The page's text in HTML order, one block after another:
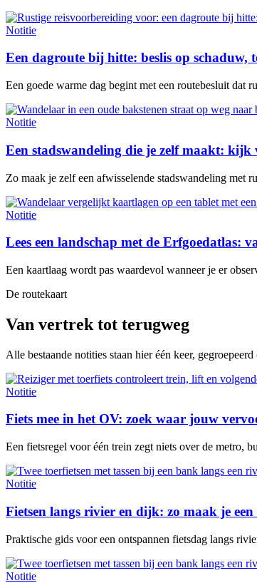
Notitie
Een dagroute bij hitte: beslis op schaduw,
Een goede warme dag begint met een routebesluit dat
Notitie
Een stadswandeling die je zelf maakt:
Zo maak je zelf een afwisselende stadswandeling met
Notitie
Lees een landschap met de Erfgoedatlas:
Een kaartlaag wordt pas waardevol wanneer je er
De routekaart
Van vertrek tot terugweg
Alle bestaande notities staan hier één keer,
Notitie
Fiets mee in het OV: zoek waar jouw
Een fietsregel voor één trein zegt niets over de metro,
Notitie
Fietsen langs rivier en dijk: zo maak je
Praktische gids voor een ontspannen fietsdag langs
Notitie